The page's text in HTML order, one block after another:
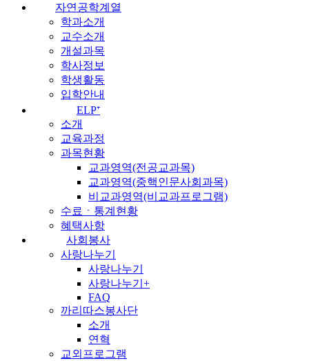
자연공학계열
학과소개
교수소개
개설과목
학사정보
학생활동
입학안내
ELP⁺
소개
교육과정
과목현황
교과영역(전공교과목)
교과영역(중핵인문사회과목)
비교과영역(비교과프로그램)
수료ㆍ통계현황
혜택사항
사회봉사
사랑나누기
사랑나누기
사랑나누기+
FAQ
까리따스봉사단
소개
연혁
교외프로그램